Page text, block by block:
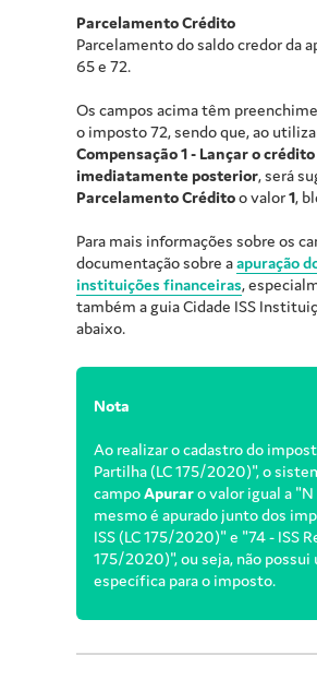
Parcelamento Crédito
Parcelamento do saldo credor da
65 e 72.
Os campos acima têm
o imposto 72, sendo que, ao
Compensação1 - Lançar o
imediatamente posterior, será
Parcelamento Créditoo valor1,
Para mais informações sobre os
documentação sobre aapuração
instituições financeiras,
também a guia Cidade ISS
abaixo.
Nota
Ao realizar o cadastro do
Partilha (LC 175/2020)", o
campoApuraro valor igual a "N
mesmo é apurado junto dos
ISS (LC 175/2020)" e "74 - ISS
175/2020)", ou seja, não possui
específica para o imposto.